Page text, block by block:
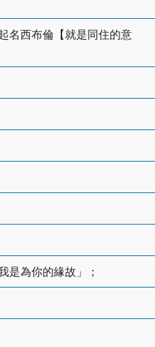
名西布倫【就是同住的意
是為你的緣故」；